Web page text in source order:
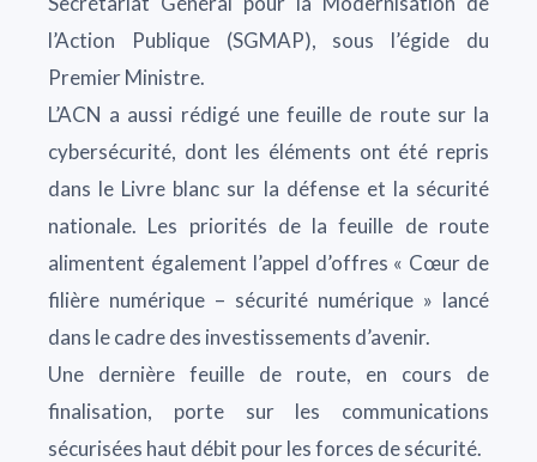
l’Action Publique (SGMAP), sous l’égide du
Premier Ministre.
L’ACN a aussi rédigé une feuille de route sur la
cybersécurité, dont les éléments ont été repris
dans le Livre blanc sur la défense et la sécurité
nationale. Les priorités de la feuille de route
alimentent également l’appel d’offres « Cœur de
filière numérique – sécurité numérique » lancé
dans le cadre des investissements d’avenir.
Une dernière feuille de route, en cours de
finalisation, porte sur les communications
sécurisées haut débit pour les forces de sécurité.